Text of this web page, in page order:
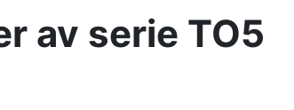
av serie TO5